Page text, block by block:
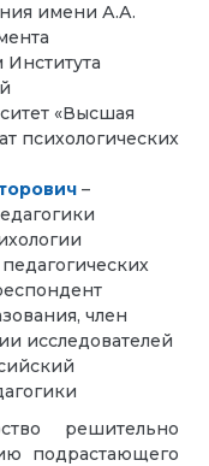
имени А.А.
«Высшая
психологических
–
член
исследователей
решительно
подрастающего